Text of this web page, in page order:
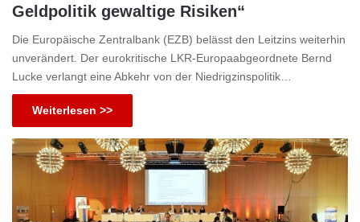
Geldpolitik gewaltige Risiken“
Die Europäische Zentralbank (EZB) belässt den Leitzins weiterhin
unverändert. Der eurokritische LKR-Europaabgeordnete Bernd
Lucke verlangt eine Abkehr von der Niedrigzinspolitik…
Weiterlesen >>